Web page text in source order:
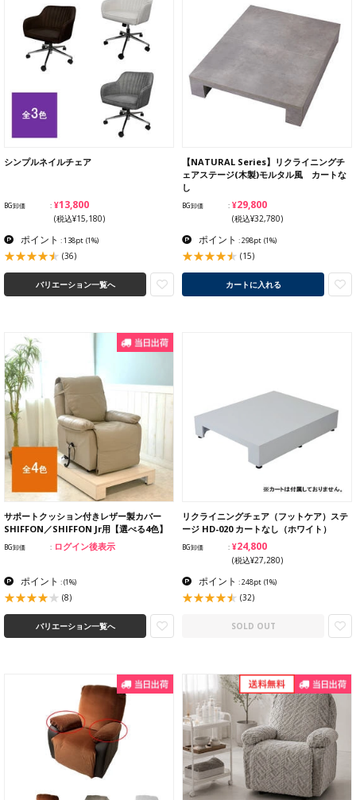
シンプルネイルチェア
BG卸価 ¥13,800
(税込¥15,180)
ポイント : 138pt (1%)
(36)
バリエーション一覧へ
【NATURAL Series】リクライニングチ
ェアステージ(木製)モルタル風 カートな
し
BG卸価 ¥29,800
(税込¥32,780)
ポイント : 298pt (1%)
(15)
カートに入れる
サポートクッション付きレザー製カバー
SHIFFON／SHIFFON Jr用【選べる4色】
BG卸価 ログイン後表示
ポイント :(1%)
(8)
バリエーション一覧へ
リクライニングチェア（フットケア）ステ
ージ HD-020 カートなし（ホワイト）
BG卸価 ¥24,800
(税込¥27,280)
ポイント : 248pt (1%)
(32)
SOLD OUT